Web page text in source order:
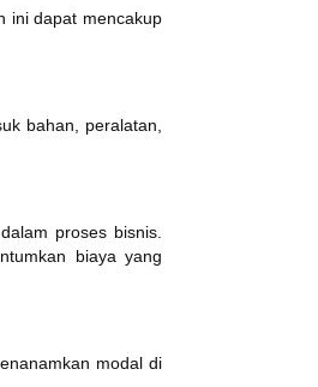
ini dapat mencakup
bahan, peralatan,
proses bisnis.
biaya yang
modal di